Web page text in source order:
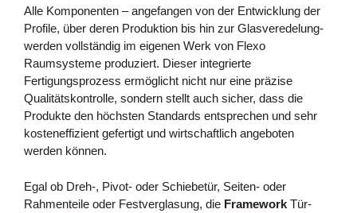
Alle Komponenten – angefangen von der Entwicklung der
Profile, über deren Produktion bis hin zur Glasveredelung-
werden vollständig im eigenen Werk von Flexo
Raumsysteme produziert. Dieser integrierte
Fertigungsprozess ermöglicht nicht nur eine präzise
Qualitätskontrolle, sondern stellt auch sicher, dass die
Produkte den höchsten Standards entsprechen und sehr
kosteneffizient gefertigt und wirtschaftlich angeboten
werden können.
Egal ob Dreh-, Pivot- oder Schiebetür, Seiten- oder
Rahmenteile oder Festverglasung, die Framework Tür-